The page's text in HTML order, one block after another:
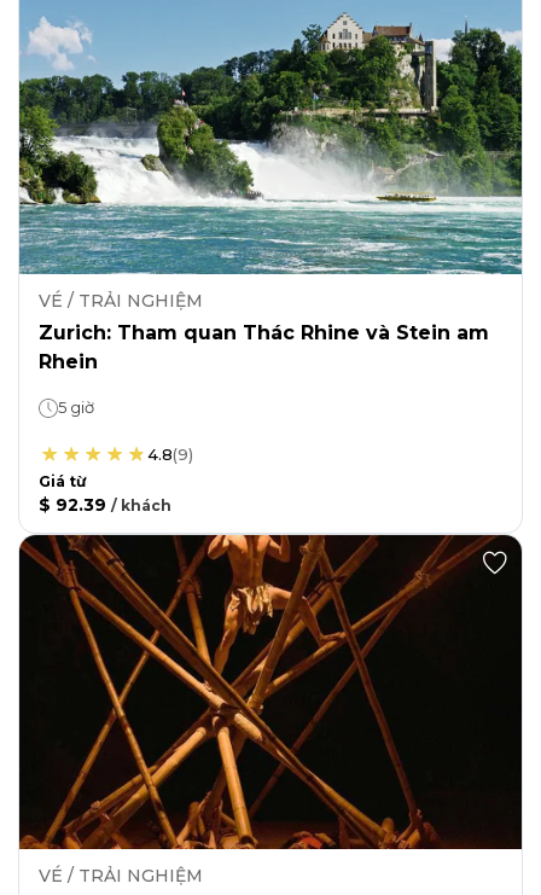
VÉ / TRẢI NGHIỆM
Zurich: Tham quan Thác Rhine và Stein am
Rhein
5 giờ
4.8(9)
Giá từ
$ 92.39 / khách
VÉ / TRẢI NGHIỆM